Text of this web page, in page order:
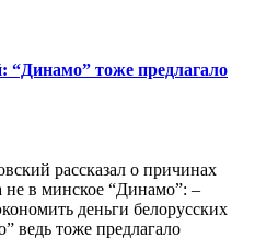
тоже предлагало
рассказал о причинах
не в минское “Динамо”: –
деньги белорусских
ведь тоже предлагало